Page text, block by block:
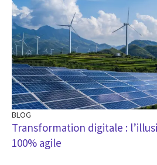
BLOG
Transformation digitale :
100% agile